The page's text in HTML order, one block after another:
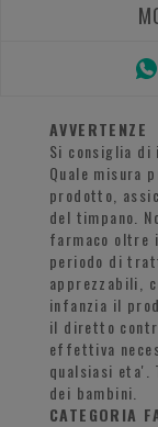
AVVERTENZE
Si consiglia
Quale misura
prodotto,
del timpano.
farmaco oltre
periodo di
apprezzabili,
infanzia il
il diretto
effettiva
qualsiasi eta'.
dei bambini.
CATEGORIA